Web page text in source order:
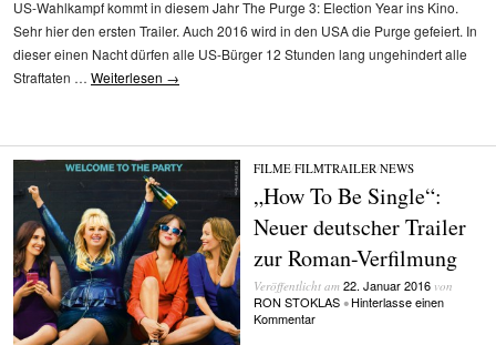
US-Wahlkampf kommt in diesem Jahr The Purge 3: Election Year ins Kino.
Sehr hier den ersten Trailer. Auch 2016 wird in den USA die Purge gefeiert. In
dieser einen Nacht dürfen alle US-Bürger 12 Stunden lang ungehindert alle
Straftaten … Weiterlesen →
FILME/FILMTRAILER/NEWS
„How To Be Single“:
Neuer deutscher Trailer
zur Roman-Verfilmung
Veröffentlicht am 22. Januar 2016von
RON STOKLAS • Hinterlasse einen
Kommentar